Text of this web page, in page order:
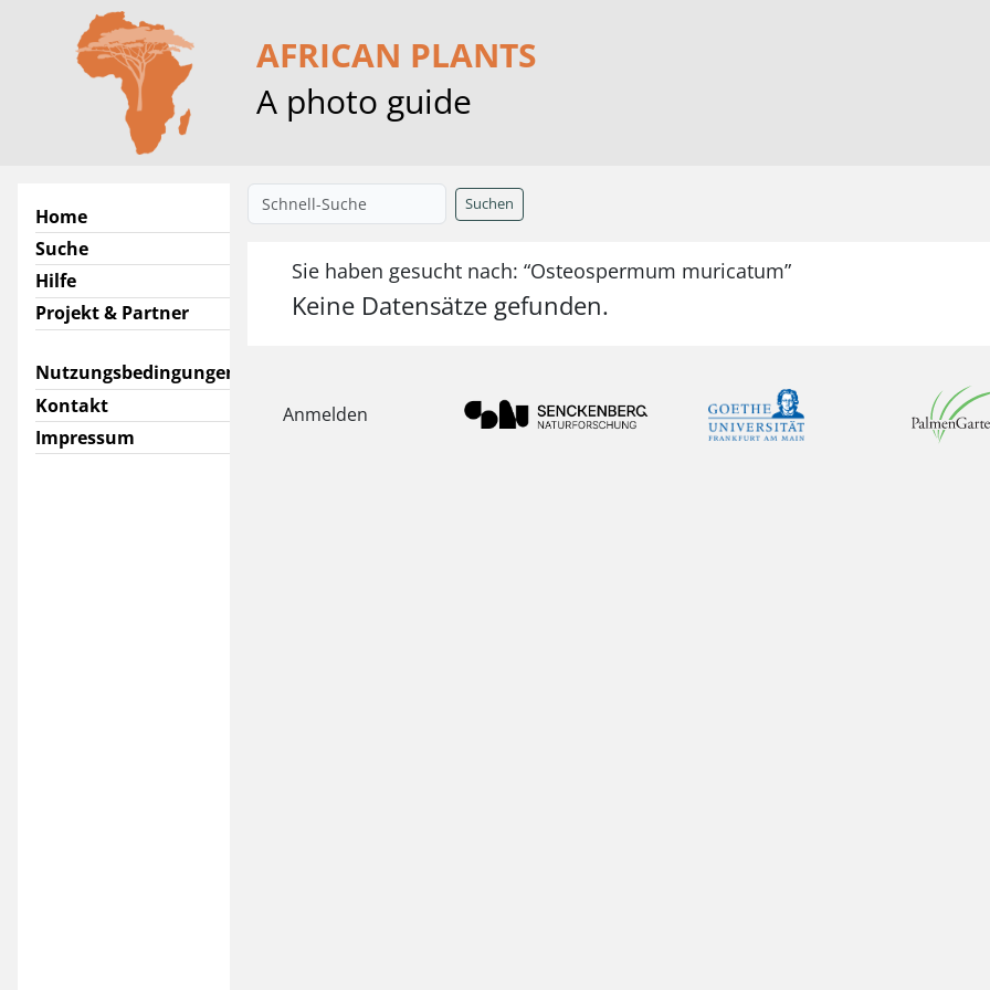
AFRICAN PLANTS
A photo guide
Home
Suche
Hilfe
Projekt & Partner
Nutzungsbedingungen
Kontakt
Impressum
Suchen
Sie haben gesucht nach: “Osteospermum muricatum”
Keine Datensätze gefunden.
Anmelden